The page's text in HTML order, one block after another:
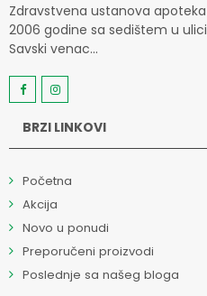
Zdravstvena ustanova apoteka
2006 godine sa sedištem u
Savski venac...
BRZI LINKOVI
Početna
Akcija
Novo u ponudi
Preporučeni proizvodi
Poslednje sa našeg bloga